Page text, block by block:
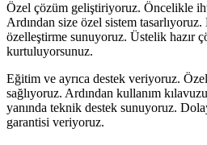
Özel çözüm geliştiriyoruz. Öncelikle
Ardından size özel sistem tasarlıyoruz.
özelleştirme sunuyoruz. Üstelik hazır
kurtuluyorsunuz.
Eğitim ve ayrıca destek veriyoruz.
sağlıyoruz. Ardından kullanım
yanında teknik destek sunuyoruz.
garantisi veriyoruz.